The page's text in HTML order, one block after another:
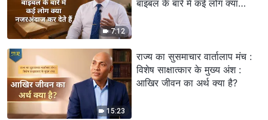
7:12
बाइबल के बारे में कई लोग क्या
15:23
राज्य का सुसमाचार वार्तालाप मंच :
विशेष साक्षात्कार के मुख्य अंश :
आखिर जीवन का अर्थ क्या है?